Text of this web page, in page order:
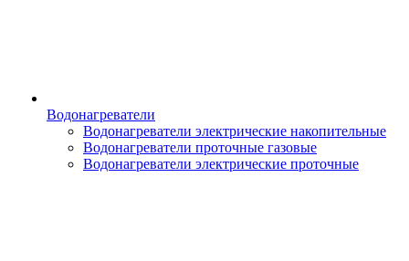
Водонагреватели
Водонагреватели электрические накопительные
Водонагреватели проточные газовые
Водонагреватели электрические проточные